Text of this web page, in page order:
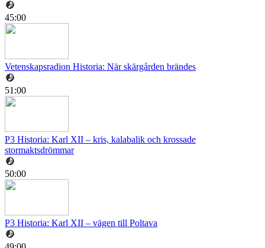
45:00
Vetenskapsradion Historia: När skärgården brändes
51:00
P3 Historia: Karl XII – kris, kalabalik och krossade
stormaktsdrömmar
50:00
P3 Historia: Karl XII – vägen till Poltava